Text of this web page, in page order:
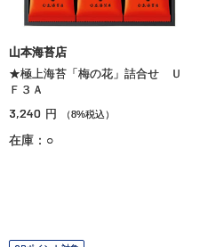
山本海苔店
★極上海苔「梅の花」詰合せ Ｕ
Ｆ３Ａ
3,240 円 （8%税込）
在庫：○